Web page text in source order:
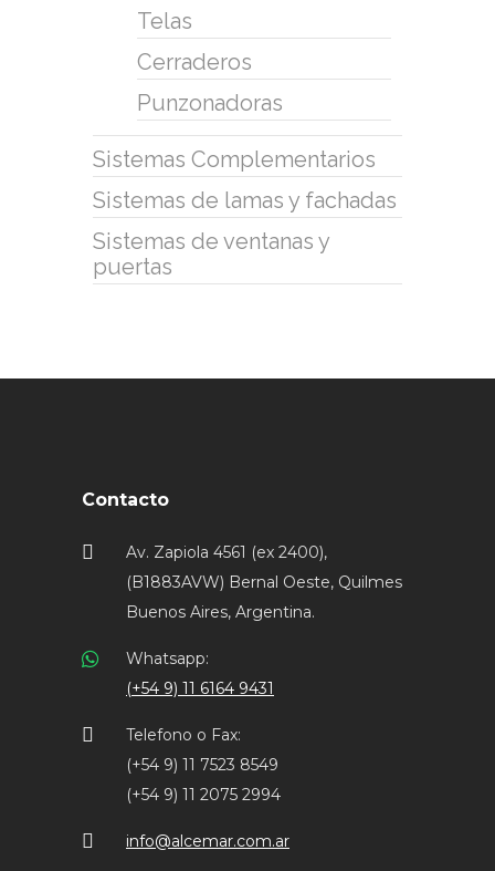
Telas
Cerraderos
Punzonadoras
Sistemas Complementarios
Sistemas de lamas y fachadas
Sistemas de ventanas y
puertas
Contacto
Av. Zapiola 4561 (ex 2400),
(B1883AVW) Bernal Oeste, Quilmes
Buenos Aires, Argentina.
Whatsapp:
(+54 9) 11 6164 9431
Telefono o Fax:
(+54 9) 11 7523 8549
(+54 9) 11 2075 2994
info@alcemar.com.ar